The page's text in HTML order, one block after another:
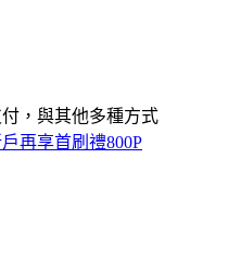
，與其他多種方式
再享首刷禮800P